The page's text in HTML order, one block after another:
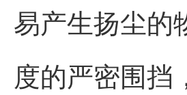
易产生扬尘的
度的严密围挡